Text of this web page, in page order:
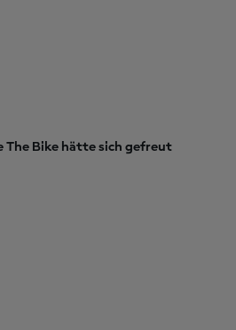
The Bike hätte sich gefreut